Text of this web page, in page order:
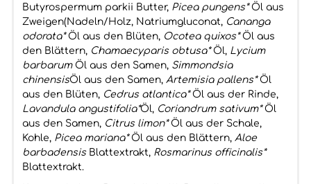
Butyrospermum parkii Butter, Picea pungens*Öl aus
Zweigen(Nadeln/Holz, Natriumgluconat, Cananga
odorata*Öl aus den Blüten, Ocotea quixos*Öl aus
den Blättern, Chamaecyparis obtusa*Öl, Lycium
barbarumÖl aus den Samen, Simmondsia
chinensisÖl aus den Samen, Artemisia pallens*Öl
aus den Blüten, Cedrus atlantica*Öl aus der Rinde,
Lavandula angustifolia*Öl, Coriandrum sativum*Öl
aus den Samen, Citrus limon*Öl aus der Schale,
Kohle, Picea mariana*Öl aus den Blättern, Aloe
barbadensisBlattextrakt, Rosmarinus officinalis*
Blattextrakt.